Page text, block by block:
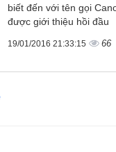
biết đến với tên gọi
được giới thiệu hồi đầu
19/01/2016 21:33:15 66